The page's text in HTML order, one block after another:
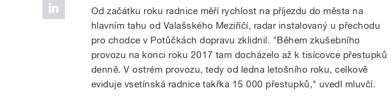
Od začátku roku radnice měří rychlost na příjezdu do města na
hlavním tahu od Valašského Meziříčí, radar instalovaný u přechodu
pro chodce v Potůčkách dopravu zklidnil. "Během zkušebního
provozu na konci roku 2017 tam docházelo až k tisícovce přestupků
denně. V ostrém provozu, tedy od ledna letošního roku, celkově
eviduje vsetínská radnice takřka 15 000 přestupků," uvedl mluvčí.